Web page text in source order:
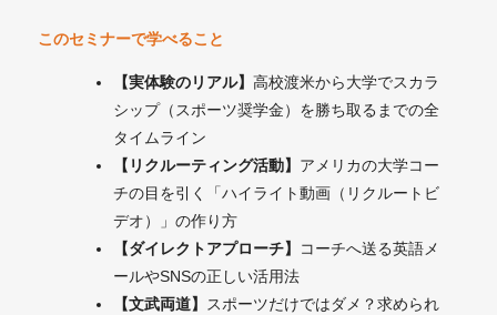
このセミナーで学べること
【実体験のリアル】 高校渡米から大学でスカラ
シップ（スポーツ奨学金）を勝ち取るまでの全
タイムライン
【リクルーティング活動】 アメリカの大学コー
チの目を引く「ハイライト動画（リクルートビ
デオ）」の作り方
【ダイレクトアプローチ】
コーチへ送る英語メ
ールやSNSの正しい活用法
【文武両道】 スポーツだけではダメ？求められ